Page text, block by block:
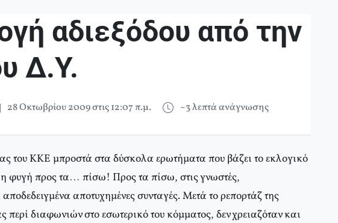
αδιεξόδου από την
Δ.Υ.
28 Οκτωβρίου 2009 στις 12:07 π.μ. ~3 λεπτά ανάγνωσης
του ΚΚΕ μπροστά στα δύσκολα ερωτήματα που βάζει το εκλογικό
φυγή προς τα… πίσω! Προς τα πίσω, στις γνωστές,
αποτυχημένες συνταγές. Μετά το ρεπορτάζ της
περί διαφωνιών στο εσωτερικό του κόμματος, δεν χρειαζόταν και